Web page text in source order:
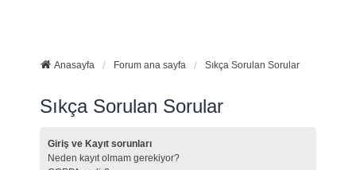
Anasayfa Forum ana sayfa Sıkça Sorulan Sorular
Sıkça Sorulan Sorular
Giriş ve Kayıt sorunları
Neden kayıt olmam gerekiyor?